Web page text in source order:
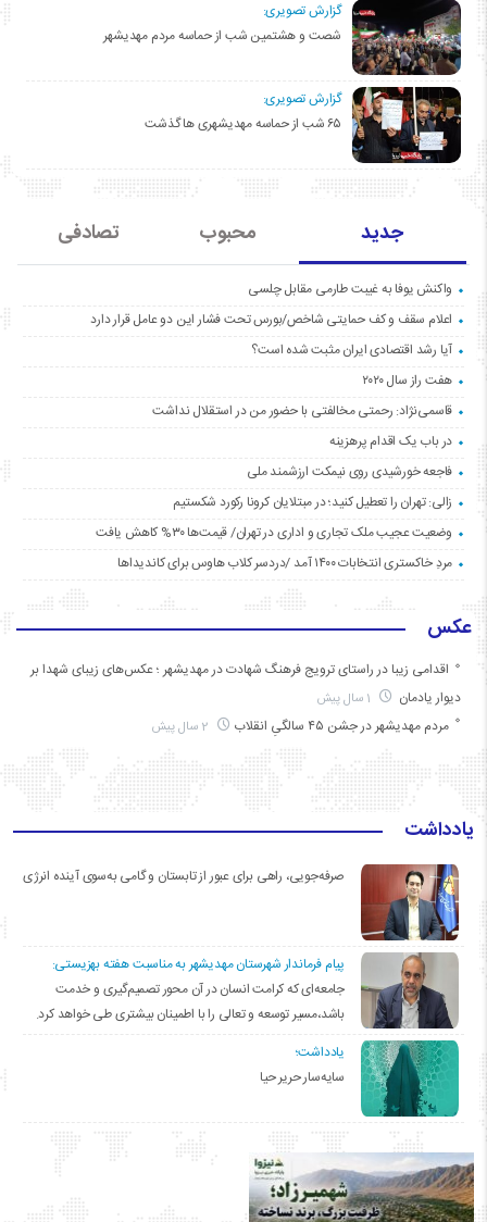
گزارش تصویری:
شصت و هشتمین شب از حماسه مردم مهدیشهر
گزارش تصویری:
۶۵ شب از حماسه مهدیشهری ها گذشت
جدید محبوب تصادفی
واکنش یوفا به غیبت طارمی مقابل چلسی
اعلام سقف و کف حمایتی شاخص/بورس تحت فشار این دو عامل قرار دارد
آیا رشد اقتصادی ایران مثبت شده است؟
هفت راز سال ۲۰۲۰
قاسمی‌نژاد: رحمتی مخالفتی با حضور من در استقلال نداشت
در باب یک اقدام پرهزینه
فاجعه خورشیدی روی نیمکت ارزشمند ملی
زالی: تهران را تعطیل کنید؛ در مبتلایان کرونا رکورد شکستیم
وضعیت عجیب ملک تجاری و اداری در تهران/ قیمت‌ها ۳۰% کاهش یافت
مردِ خاکستری انتخابات ۱۴۰۰ آمد /دردسر کلاب هاوس برای کاندیداها
عکس
اقدامی زیبا در راستای ترویج فرهنگ شهادت در مهدیشهر ؛ عکس‌های زیبای شهدا بر
دیوار یادمان
مردم مهدیشهر در جشن ۴۵ سالگیِ انقلاب
یادداشت
صرفه‌جویی، راهی برای عبور از تابستان و گامی به‌سوی آینده انرژی
پیام فرماندار شهرستان مهدیشهر به مناسبت هفته بهزیستی:
جامعه‌ای که کرامت انسان در آن محور تصمیم‌گیری و خدمت
باشد،مسیر توسعه و تعالی را با اطمینان بیشتری طی خواهد کرد.
یادداشت؛
سایه‌سار حریر حیا